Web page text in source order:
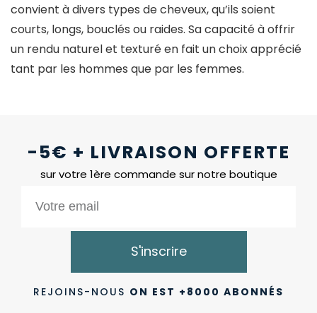
convient à divers types de cheveux, qu’ils soient
courts, longs, bouclés ou raides. Sa capacité à offrir
un rendu naturel et texturé en fait un choix apprécié
tant par les hommes que par les femmes.
-5€ + LIVRAISON OFFERTE
sur votre 1ère commande sur notre boutique
S'inscrire
REJOINS-NOUS ON EST +8000 ABONNÉS